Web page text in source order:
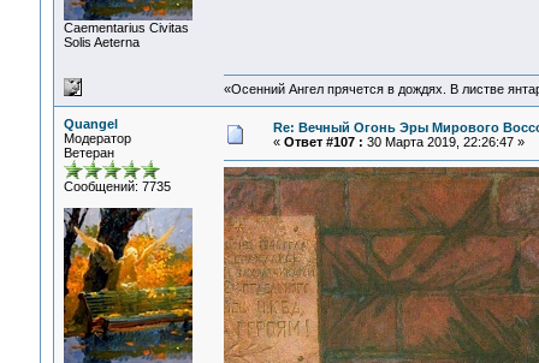
Сaementarius Civitas
Solis Aeterna
«Осенний Ангел прячется в дождях. В листве
Quangel
Модератор
Ветеран
Сообщений: 7735
Re: Вечный Огонь Эры Мирового
« Ответ #107 : 30 Марта 2019, 22:26:47 »